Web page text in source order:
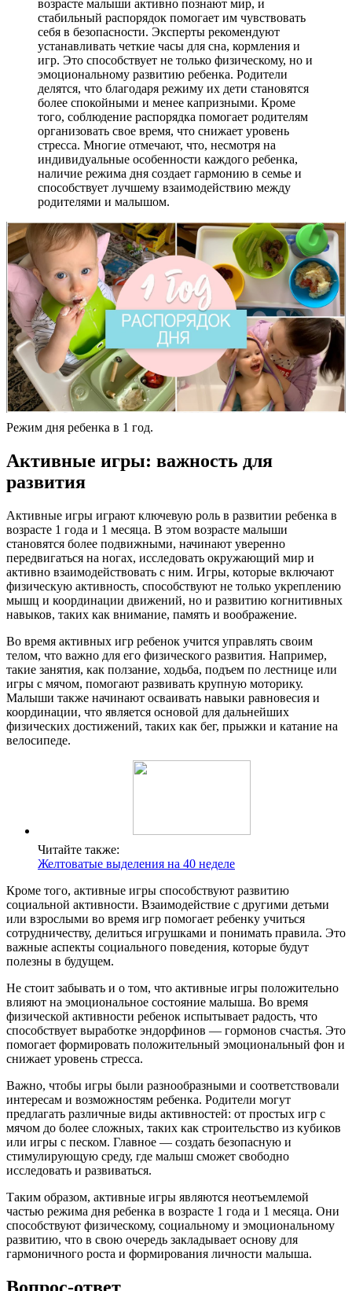
возрасте малыши активно познают мир, и
стабильный распорядок помогает им чувствовать
себя в безопасности. Эксперты рекомендуют
устанавливать четкие часы для сна, кормления и
игр. Это способствует не только физическому, но и
эмоциональному развитию ребенка. Родители
делятся, что благодаря режиму их дети становятся
более спокойными и менее капризными. Кроме
того, соблюдение распорядка помогает родителям
организовать свое время, что снижает уровень
стресса. Многие отмечают, что, несмотря на
индивидуальные особенности каждого ребенка,
наличие режима дня создает гармонию в семье и
способствует лучшему взаимодействию между
родителями и малышом.
Режим дня ребенка в 1 год.
Активные игры: важность для
развития
Активные игры играют ключевую роль в развитии ребенка в
возрасте 1 года и 1 месяца. В этом возрасте малыши
становятся более подвижными, начинают уверенно
передвигаться на ногах, исследовать окружающий мир и
активно взаимодействовать с ним. Игры, которые включают
физическую активность, способствуют не только укреплению
мышц и координации движений, но и развитию когнитивных
навыков, таких как внимание, память и воображение.
Во время активных игр ребенок учится управлять своим
телом, что важно для его физического развития. Например,
такие занятия, как ползание, ходьба, подъем по лестнице или
игры с мячом, помогают развивать крупную моторику.
Малыши также начинают осваивать навыки равновесия и
координации, что является основой для дальнейших
физических достижений, таких как бег, прыжки и катание на
велосипеде.
Читайте также:
Желтоватые выделения на 40 неделе
Кроме того, активные игры способствуют развитию
социальной активности. Взаимодействие с другими детьми
или взрослыми во время игр помогает ребенку учиться
сотрудничеству, делиться игрушками и понимать правила. Это
важные аспекты социального поведения, которые будут
полезны в будущем.
Не стоит забывать и о том, что активные игры положительно
влияют на эмоциональное состояние малыша. Во время
физической активности ребенок испытывает радость, что
способствует выработке эндорфинов — гормонов счастья. Это
помогает формировать положительный эмоциональный фон и
снижает уровень стресса.
Важно, чтобы игры были разнообразными и соответствовали
интересам и возможностям ребенка. Родители могут
предлагать различные виды активностей: от простых игр с
мячом до более сложных, таких как строительство из кубиков
или игры с песком. Главное — создать безопасную и
стимулирующую среду, где малыш сможет свободно
исследовать и развиваться.
Таким образом, активные игры являются неотъемлемой
частью режима дня ребенка в возрасте 1 года и 1 месяца. Они
способствуют физическому, социальному и эмоциональному
развитию, что в свою очередь закладывает основу для
гармоничного роста и формирования личности малыша.